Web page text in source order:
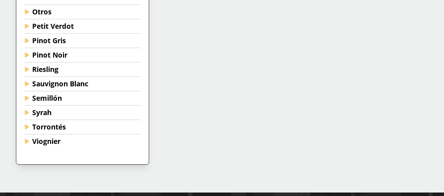
Otros
Petit Verdot
Pinot Gris
Pinot Noir
Riesling
Sauvignon Blanc
Semillón
Syrah
Torrontés
Viognier